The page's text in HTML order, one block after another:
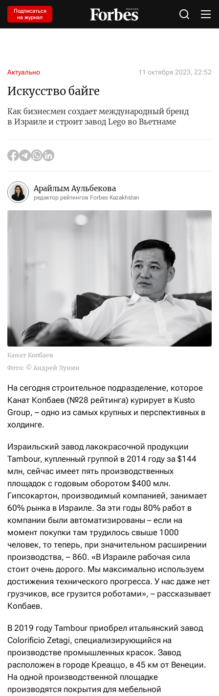
Подписаться
на журнал
Актуально 11 октября 2023, 22:52
Искусство байге
Как бизнесмен создает международный бренд
в Израиле и строит завод Lego во Вьетнаме
Арайлым Аульбекова
редактор рейтингов Forbes Kazakhstan
Канат Копбаев
Фото: © Андрей Лунин
На сегодня строительное подразделение, которое
Канат Копбаев (№28 рейтинга) курирует в Kusto
Group, – одно из самых крупных и перспективных в
холдинге.
Израильский завод лакокрасочной продукции
Tambour, купленный группой в 2014 году за $144
млн, сейчас имеет пять производственных
площадок с годовым оборотом $400 млн.
Гипсокартон, производимый компанией, занимает
60% рынка в Израиле. За эти годы 80% работ в
компании были автоматизированы – если на
момент покупки там трудилось свыше 1000
человек, то теперь, при значительном расширении
производства, – 860. «В Израиле рабочая сила
стоит очень дорого. Мы максимально используем
достижения технического прогресса. У нас даже нет
грузчиков, все грузится роботами», – рассказывает
Копбаев.
В 2019 году Tambour приобрел итальянский завод
Colorificio Zetagi, специализирующийся на
производстве промышленных красок. Завод
расположен в городе Креаццо, в 45 км от Венеции.
На одной производственной площадке
производятся покрытия для мебельной